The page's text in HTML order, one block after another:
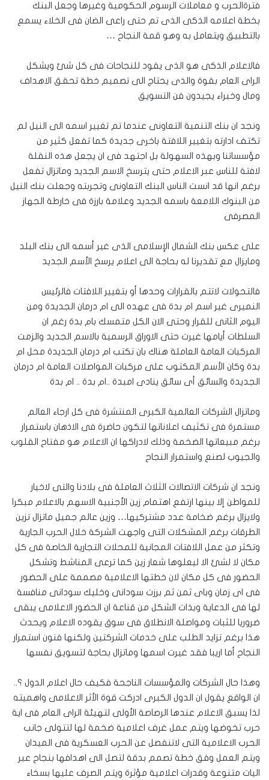
فترةالحرب و معاملات الرسوم الحكومية وغيرها وجعل البنك
بخطة اعلامه الذكى الذى تم حتى راعى الضان فى الخلاء يسمع
بالتطبيق ويتعامل به وهو قمة النجاح …
فالاعلام الذكى هو الذى يقود للنجاحات فى كل شئ ويشكل
الراى العام بقوة والذى يحتاج الى تصميم خطة تحقق الاهداف
ومال وخبراء يجيدون فن التسويق
ونجد ان بنك التنمية التعاونى عندما تم تغيير اسمه الى النيل لم
تكتف ادارته بتغيير اللافتة باخرى جديدة كما تفعل كثير من
مؤسساتنا وبهذه السهولة بل اجتهد فى ان يجعل هذه النقلة
لافتة للناس عبر الاعلام حتى يترسخ الاسم الجديد وماتزال تفعل
برغم انها قد انست الناس البنك التعاونى وتجربته وجعلت بنك النيل
من البنوك اللامعة باسمه الجديد وعلامة بارزة فى خارطة الجهاز
المصرفى
على عكس بنك الشمال الإسلامى الذى غير أسمه الى بنك البلد
ومايزال مع تقديرنا له بحاجة الى اعلام يرسخ الأسم الجديد
فالتحولات لاتتم بالقرارات وحدها أو بتغيير اللافتات فالرئيس
النميرى غير اسم ام بدة فى عهده الى ام درمان الجديدة ومن
اليوم الثانى للقرار وحتى الان الكل متمسك بام بدة رغم ان
السلطات أيامها غيرت حتى الاوراق الرسمية بالاسم الجديد والزمت
المركبات العامة العاملة هناك بان تكتب ام درمان الجديدة محل ام
بدة وكان الأسم المكتوب على مركبات المواصلات العامة ام درمان
الجديدة والسائق أى سائق ينادى امبدة ..ام بدة .. ام بدة
وماتزال الشركات العالمية الكبرى المنتشرة فى كل ارجاء العالم
مستمرة فى تكثيف اعلاناتها لتكون حاضرة فى الاذهان باستمرار
برغم مبيعاتها الضخمة وذلك لادراكها ان الاعلام هو مفتاح القلوب
والجيوب لصنع واستمرار النجاح
ونجد ان شركات الاتصالات الثلاث العاملة فى بلادنا والتى لاخيار
للمواطن إلا بينها ارتفع اهتمام زين الأجنبية الاسهم بالاعلام مبكرا
ولايزال برغم ضخامة عدد مشتركيها… وزين عالم جميل ماتزال تزين
الطرقات برغم المشكلات التى واجهت الشركة خلال الحرب الجارية
وتكثر من عمل اللافتات المجانية للمحلات التجارية الخاصة فى كل
مكان لا لشئ الا ليعلوها شعار زين كما ترعى المناشط وتشكل
الحضور فى كل مكان لان خطتها الاعلامية مصممة على الحضور
فى اى زمان وباى ثمن ثم برزت سودانى وخليك سودانى منافسة
لها فى الدعاية وبذات الشكل من قناعة ان الحضور الاعلامى يبقى
ضروريا للثبات ومواصلة الانطلاق فى سوق يقوده الاعلام ويحدث
هذا برغم تزايد الطلب على خدمات الشركتين ولكنها فنون استمرار
النجاح أما اريبا فقد غيرت اسمها وماتزال بحاجة لتسويق نفسها
وهذا حال الشركات والمؤسسات الناجحة فكيف حال اعلام الدول ؟..
ان الواقع يقول ان الدول الكبرى ادركت قوة الأثر الاعلامى واهميته
لذا يسبق الاعلام عندها الرصاصة الأولى لتهيئة الراى العام فى اية
حرب تخوضها ويتم عمل غرف اعلامية ضخمة لها لتتولى جانب
الحرب الاعلامية التى لاتنفصل عن الحرب العسكرية فى الميدان
ويتم العمل وفق خطة تصمم بدقة لتصل الى اهدافها بنجاح عبر
اليات متنوعة وقدرات اعلامية مؤثرة ويتم الصرف عليها بسخاء